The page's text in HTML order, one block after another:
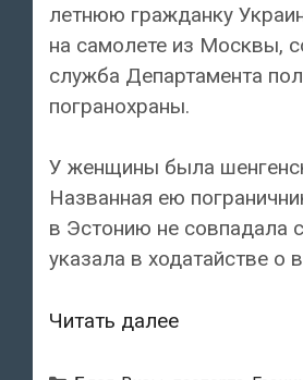
летнюю гражданку
на самолете из Москвы,
служба Департамента
погранохраны.
У женщины была
Названная ею
в Эстонию не совпадала
указала в ходатайстве о
Читать далееГражданку